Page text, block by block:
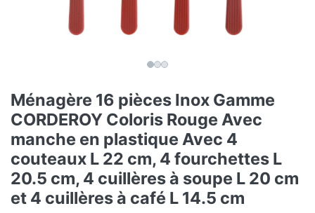
Ménagère 16 pièces Inox Gamme
CORDEROY Coloris Rouge Avec
manche en plastique Avec 4
couteaux L 22 cm, 4 fourchettes L
20.5 cm, 4 cuillères à soupe L 20 cm
et 4 cuillères à café L 14.5 cm